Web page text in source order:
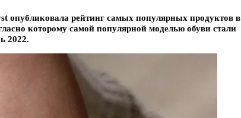
опубликовала рейтинг самых популярных продуктов в
которому самой популярной моделью обуви стали
2022.